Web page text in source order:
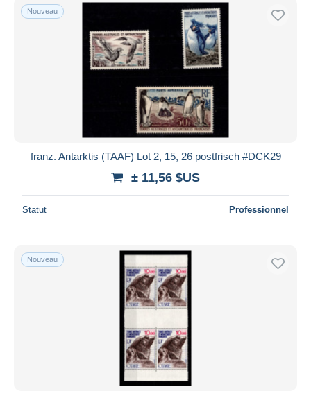
Nouveau
franz. Antarktis (TAAF) Lot 2, 15, 26 postfrisch #DCK29
± 11,56 $US
Statut Professionnel
Nouveau